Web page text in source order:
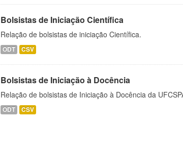
Bolsistas de Iniciação Científica
Relação de bolsistas de iniciação Científica.
ODT CSV
Bolsistas de Iniciação à Docência
Relação de bolsistas de Iniciação à Docência da
ODT CSV